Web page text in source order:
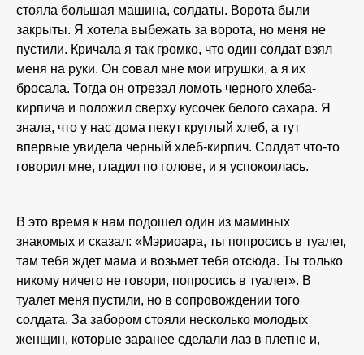
стояла большая машина, солдаты. Ворота были
закрыты. Я хотела выбежать за ворота, но меня не
пустили. Кричала я так громко, что один солдат взял
меня на руки. Он совал мне мои игрушки, а я их
бросала. Тогда он отрезал ломоть черного хлеба-
кирпича и положил сверху кусочек белого сахара. Я
знала, что у нас дома пекут круглый хлеб, а тут
впервые увидела черный хлеб-кирпич. Солдат что-то
говорил мне, гладил по голове, и я успокоилась.
В это время к нам подошел один из маминых
знакомых и сказал: «Мэриоара, ты попросись в туалет,
там тебя ждет мама и возьмет тебя отсюда. Ты только
никому ничего не говори, попросись в туалет». В
туалет меня пустили, но в сопровождении того
солдата. За забором стояли несколько молодых
женщин, которые заранее сделали лаз в плетне и,